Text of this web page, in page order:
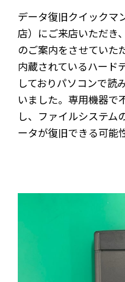
データ復旧クイックマ
店）にご来店いただき
のご案内をさせていた
内蔵されているハード
しておりパソコンで読
いました。専用機器で
し、ファイルシステム
ータが復旧できる可能